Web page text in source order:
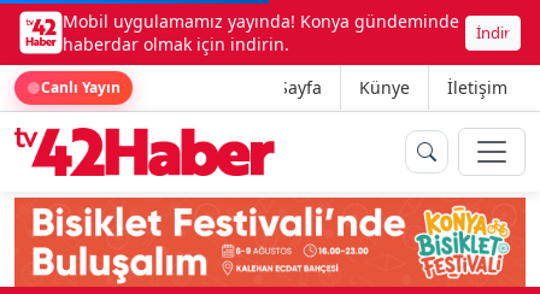
Mobil uygulamamız yayında! Konya gündeminde
haberdar olmak için indirin.
İndir
Canlı Yayın Ana Sayfa Künye İletişim